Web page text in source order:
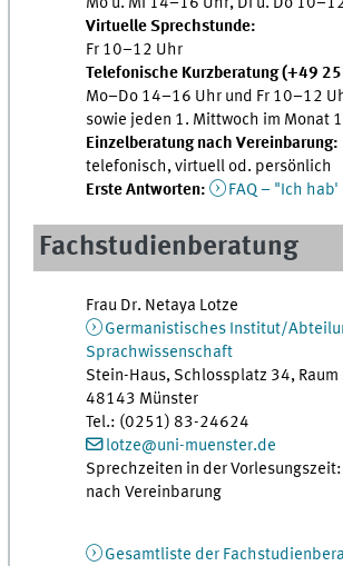
Virtuelle Sprechstunde:
Fr 10–12 Uhr
Telefonische Kurzberatung (+49
Mo–Do 14–16 Uhr und Fr 10–12
sowie jeden 1. Mittwoch im Monat
Einzelberatung nach Vereinbarung:
telefonisch, virtuell od. persönlich
Erste Antworten:
FAQ – "Ich
Fachstudienberatung
Frau Dr. Netaya Lotze
Germanistisches Institut/
Sprachwissenschaft
Stein-Haus, Schlossplatz 34, Raum
48143 Münster
Tel.: (0251) 83-24624
lotze@uni-muenster.de
Sprechzeiten in der Vorlesungszeit:
nach Vereinbarung
Gesamtliste der